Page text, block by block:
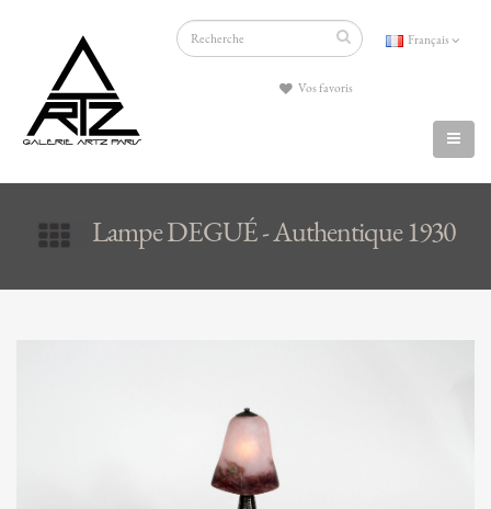
Français
Vos favoris
Lampe DEGUÉ - Authentique 1930